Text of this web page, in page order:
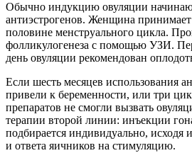
Обычно индукцию овуляции
антиэстрогенов. Женщина принимает
половине менструального цикла.
фолликулогенеза с помощью УЗИ.
день овуляции рекомендован
Если шесть месяцев использования
привели к беременности, или три
препаратов не смогли вызвать
терапии второй линии: инъекции
подбирается индивидуально, исходя
и ответа яичников на стимуляцию.